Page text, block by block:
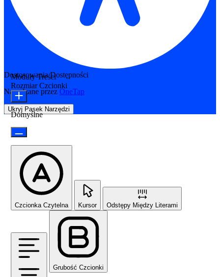
Dostosowania Dostępności
Napędzane przez OneTap
Ukryj Pasek Narzędzi
Moduły Treści
Rozmiar Czcionki
Domyślne
Czcionka Czytelna Kursor Odstępy Między Literami
Grubość Czcionki